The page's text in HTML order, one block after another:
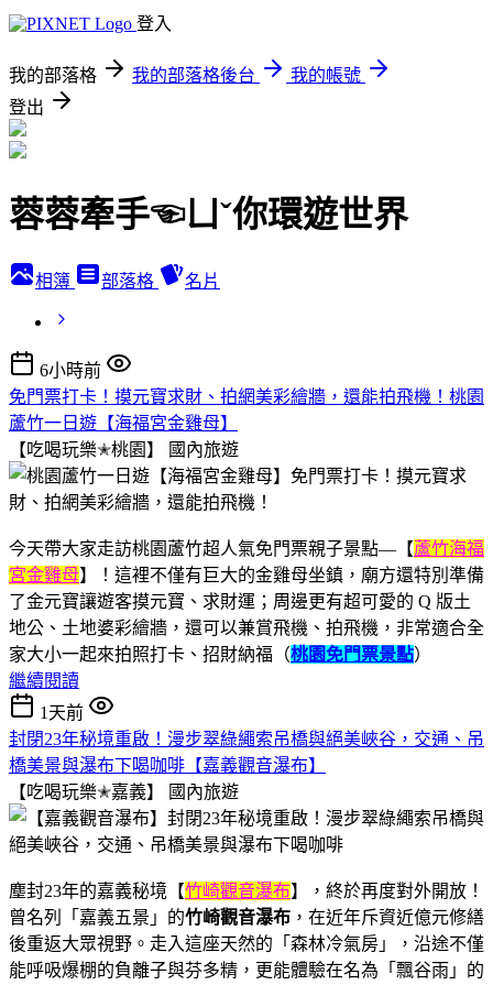
登入
我的部落格 我的部落格後台
我的帳號
登出
蓉蓉牽手☜ㄩˇ你環遊世界
相簿 部落格 名片
6小時前
免門票打卡！摸元寶求財、拍網美彩繪牆，還能拍飛機！桃園
蘆竹一日遊【海福宮金雞母】
【吃喝玩樂✭桃園】
國內旅遊
今天帶大家走訪桃園蘆竹超人氣免門票親子景點—【蘆竹海福
宮金雞母】！這裡不僅有巨大的金雞母坐鎮，廟方還特別準備
了金元寶讓遊客摸元寶、求財運；周邊更有超可愛的 Q 版土
地公、土地婆彩繪牆，還可以兼賞飛機、拍飛機，非常適合全
家大小一起來拍照打卡、招財納福（桃園免門票景點）
繼續閱讀
1天前
封閉23年秘境重啟！漫步翠綠繩索吊橋與絕美峽谷，交通、吊
橋美景與瀑布下喝咖啡【嘉義觀音瀑布】
【吃喝玩樂✭嘉義】
國內旅遊
塵封23年的嘉義秘境【竹崎觀音瀑布】，終於再度對外開放！
曾名列「嘉義五景」的竹崎觀音瀑布 ，在近年斥資近億元修繕
後重返大眾視野。走入這座天然的「森林冷氣房」，沿途不僅
能呼吸爆棚的負離子與芬多精，更能體驗在名為「飄谷雨」的